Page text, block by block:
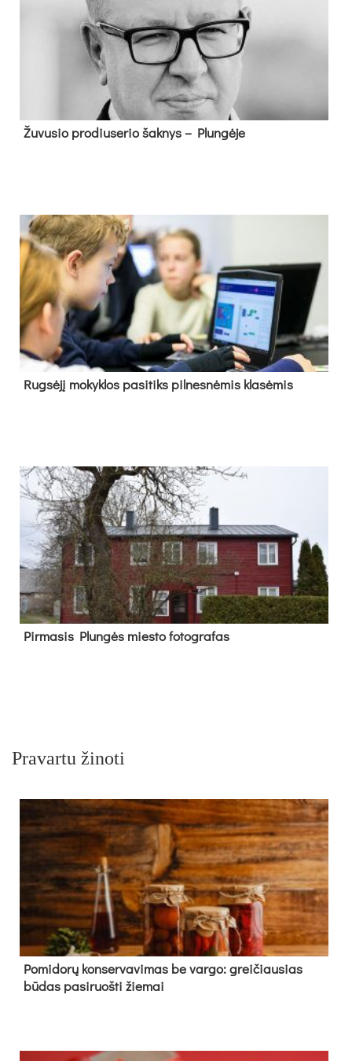
Žu­vu­sio pro­diu­se­rio šak­nys – Plun­gė­je
Rug­sė­jį mo­kyk­los pa­si­tiks pil­nes­nė­mis kla­sė­mis
Pir­ma­sis Plun­gės mies­to fo­tog­ra­fas
Pravartu žinoti
Pomidorų konservavimas be vargo: greičiausias
būdas pasiruošti žiemai